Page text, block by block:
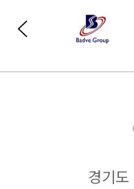
경기